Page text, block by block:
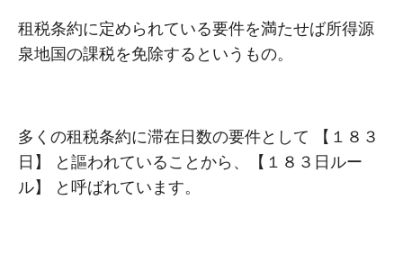
租税条約に定められている要件を満たせば所得源
泉地国の課税を免除するというもの。
多くの租税条約に滞在⽇数の要件として 【１８３
⽇】 と謳われていることから、【１８３⽇ルー
ル】 と呼ばれています。